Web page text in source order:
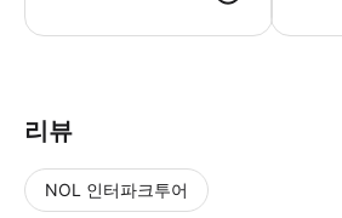
리뷰
NOL 인터파크투어